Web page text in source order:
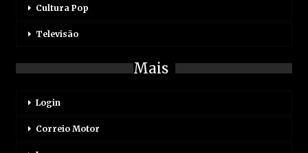
Cultura Pop
Televisão
Mais
Login
Correio Motor